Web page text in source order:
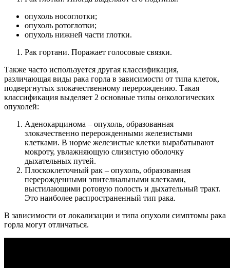
опухоль носоглотки;
опухоль ротоглотки;
опухоль нижней части глотки.
Рак гортани. Поражает голосовые связки.
Также часто используется другая классификация,
различающая виды рака горла в зависимости от типа клеток,
подвергнутых злокачественному перерождению. Такая
классификация выделяет 2 основные типы онкологических
опухолей:
Аденокарцинома – опухоль, образованная
злокачественно перерожденными железистыми
клетками. В норме железистые клетки вырабатывают
мокроту, увлажняющую слизистую оболочку
дыхательных путей.
Плоскоклеточный рак – опухоль, образованная
перерожденными эпителиальными клетками,
выстилающими ротовую полость и дыхательный тракт.
Это наиболее распространенный тип рака.
В зависимости от локализации и типа опухоли симптомы рака
горла могут отличаться.